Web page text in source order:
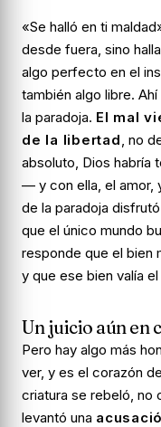
«Se halló en ti
desde fuera, sino
algo perfecto en el
también algo libre.
la paradoja. El mal
de la libertad, no
absoluto, Dios habría
— y con ella, el amor,
de la paradoja
que el único mundo
responde que el bien
y que ese bien valía
Un juicio aún en
Pero hay algo más
ver, y es el corazón
criatura se rebeló, no
levantó una